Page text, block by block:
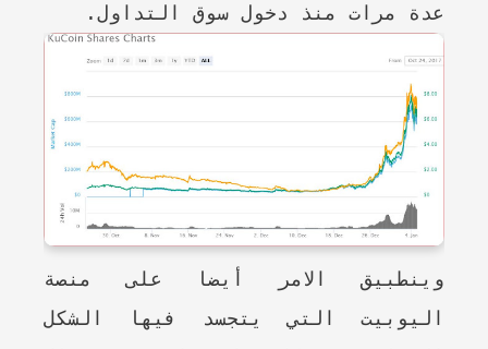
عدة مرات منذ دخول سوق التداول.
وينطبيق الامر أيضا على منصة
اليوبيت التي يتجسد فيها الشكل